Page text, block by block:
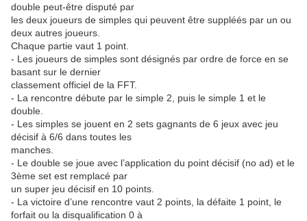
double peut-être disputé par
les deux joueurs de simples qui peuvent être suppléés par un ou
deux autres joueurs.
Chaque partie vaut 1 point.
- Les joueurs de simples sont désignés par ordre de force en se
basant sur le dernier
classement officiel de la FFT.
- La rencontre débute par le simple 2, puis le simple 1 et le
double.
- Les simples se jouent en 2 sets gagnants de 6 jeux avec jeu
décisif à 6/6 dans toutes les
manches.
- Le double se joue avec l’application du point décisif (no ad) et le
3ème set est remplacé par
un super jeu décisif en 10 points.
- La victoire d’une rencontre vaut 2 points, la défaite 1 point, le
forfait ou la disqualification 0 à